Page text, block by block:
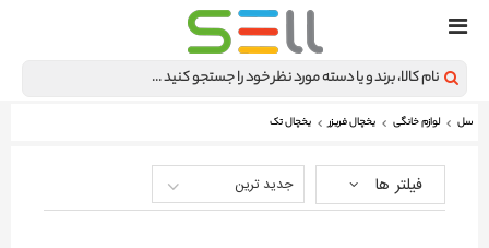
سل لوازم خانگی یخچال فریزر یخچال تک
فیلتر ها جدید ترین